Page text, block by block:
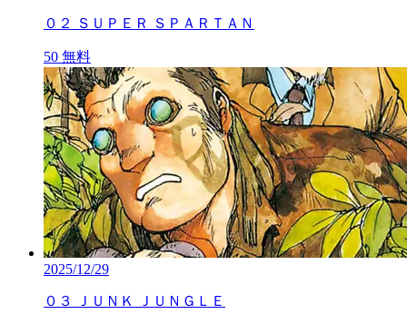
０２ ＳＵＰＥＲ ＳＰＡＲＴＡＮ
50 無料
2025/12/29
０３ ＪＵＮＫ ＪＵＮＧＬＥ